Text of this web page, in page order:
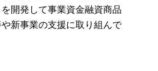
開発して事業資金融資商品
新事業の支援に取り組んで